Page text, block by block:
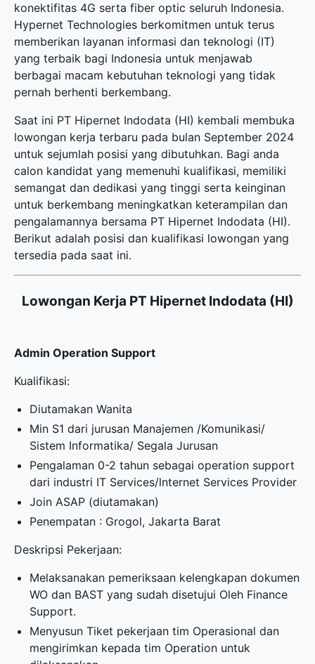
konektifitas 4G serta fiber optic seluruh Indonesia.
Hypernet Technologies berkomitmen untuk terus
memberikan layanan informasi dan teknologi (IT)
yang terbaik bagi Indonesia untuk menjawab
berbagai macam kebutuhan teknologi yang tidak
pernah berhenti berkembang.
Saat ini PT Hipernet Indodata (HI) kembali membuka
lowongan kerja terbaru pada bulan September 2024
untuk sejumlah posisi yang dibutuhkan. Bagi anda
calon kandidat yang memenuhi kualifikasi, memiliki
semangat dan dedikasi yang tinggi serta keinginan
untuk berkembang meningkatkan keterampilan dan
pengalamannya bersama PT Hipernet Indodata (HI).
Berikut adalah posisi dan kualifikasi lowongan yang
tersedia pada saat ini.
Lowongan Kerja PT Hipernet Indodata (HI)
Admin Operation Support
Kualifikasi:
Diutamakan Wanita
Min S1 dari jurusan Manajemen /Komunikasi/
Sistem Informatika/ Segala Jurusan
Pengalaman 0-2 tahun sebagai operation support
dari industri IT Services/lnternet Services Provider
Join ASAP (diutamakan)
Penempatan : Grogol, Jakarta Barat
Deskripsi Pekerjaan:
Melaksanakan pemeriksaan kelengkapan dokumen
WO dan BAST yang sudah disetujui Oleh Finance
Support.
Menyusun Tiket pekerjaan tim Operasional dan
mengirimkan kepada tim Operation untuk